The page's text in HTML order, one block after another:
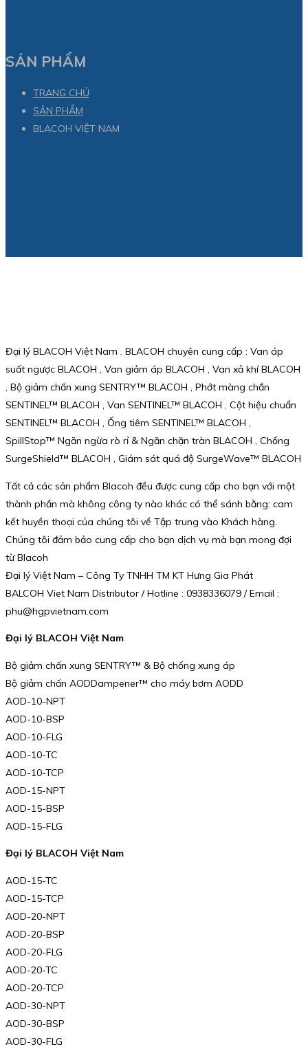
SẢN PHẨM
TRANG CHỦ
SẢN PHẨM
BLACOH VIỆT NAM
Đại lý BLACOH Việt Nam . BLACOH chuyên cung cấp : Van áp
suất ngược BLACOH , Van giảm áp BLACOH , Van xả khí BLACOH
, Bộ giảm chấn xung SENTRY™ BLACOH , Phớt màng chắn
SENTINEL™ BLACOH , Van SENTINEL™ BLACOH , Cột hiệu chuẩn
SENTINEL™ BLACOH , Ống tiêm SENTINEL™ BLACOH ,
SpillStop™ Ngăn ngừa rò rỉ & Ngăn chặn tràn BLACOH , Chống
SurgeShield™ BLACOH , Giám sát quá độ SurgeWave™ BLACOH
Tất cả các sản phẩm Blacoh đều được cung cấp cho bạn với một
thành phần mà không công ty nào khác có thể sánh bằng: cam
kết huyền thoại của chúng tôi về Tập trung vào Khách hàng.
Chúng tôi đảm bảo cung cấp cho bạn dịch vụ mà bạn mong đợi
từ Blacoh
Đại lý Việt Nam – Công Ty TNHH TM KT Hưng Gia Phát
BALCOH Viet Nam Distributor / Hotline : 0938336079 / Email :
phu@hgpvietnam.com
Đại lý BLACOH Việt Nam
Bộ giảm chấn xung SENTRY™ & Bộ chống xung áp
Bộ giảm chấn AODDampener™ cho máy bơm AODD
AOD-10-NPT
AOD-10-BSP
AOD-10-FLG
AOD-10-TC
AOD-10-TCP
AOD-15-NPT
AOD-15-BSP
AOD-15-FLG
Đại lý BLACOH Việt Nam
AOD-15-TC
AOD-15-TCP
AOD-20-NPT
AOD-20-BSP
AOD-20-FLG
AOD-20-TC
AOD-20-TCP
AOD-30-NPT
AOD-30-BSP
AOD-30-FLG